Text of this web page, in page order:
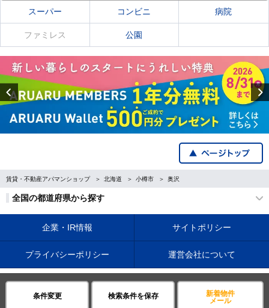
条件変更 検索条件を保存
新着物件
メール
スーパー コンビニ 病院
ファミレス 公園
Previous
賃貸・不動産アパマンショップ 北海道 小樽市 奥沢
全国の都道府県から探す
企業・IR情報 サイトポリシー
プライバシーポリシー 運営会社について
©APAMAN Co.,Ltd.